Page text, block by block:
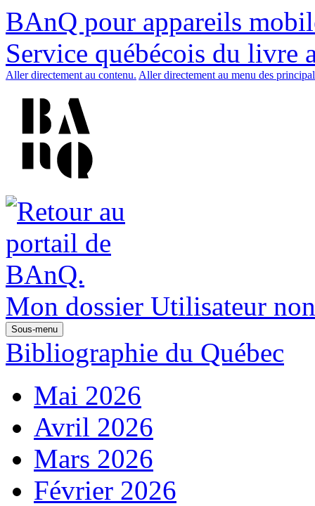
BAnQ pour appareils
Service québécois du livre
Aller directement au contenu. Aller directement au menu des
Mon dossier Utilisateur
Sous-menu
Bibliographie du Québec
Mai 2026
Avril 2026
Mars 2026
Février 2026